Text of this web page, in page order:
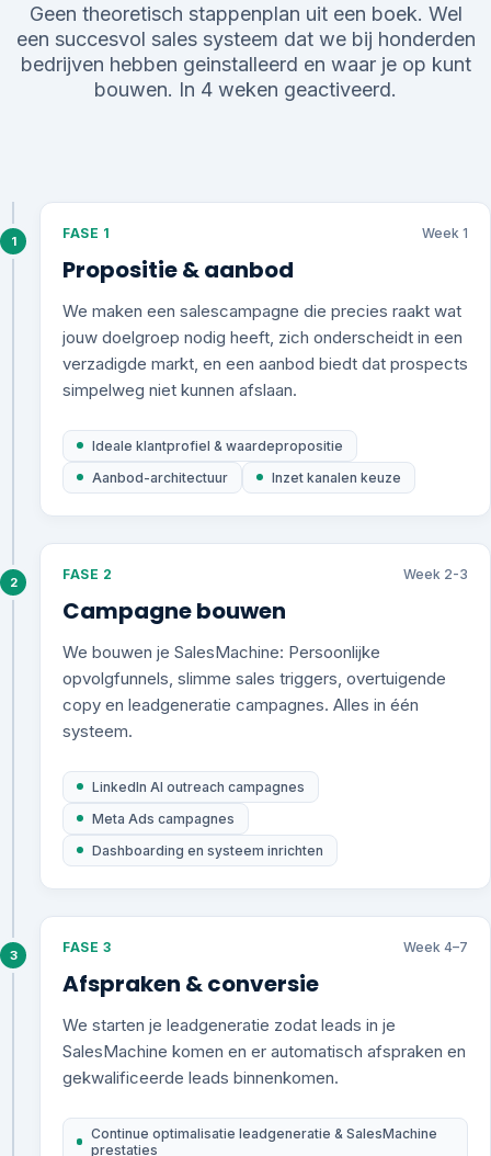
Geen theoretisch stappenplan uit een boek. Wel
een succesvol sales systeem dat we bij honderden
bedrijven hebben geinstalleerd en waar je op kunt
bouwen. In 4 weken geactiveerd.
1 FASE 1 Week 1
Propositie & aanbod
We maken een salescampagne die precies raakt wat
jouw doelgroep nodig heeft, zich onderscheidt in een
verzadigde markt, en een aanbod biedt dat prospects
simpelweg niet kunnen afslaan.
Ideale klantprofiel & waardepropositie
Aanbod-architectuur
Inzet kanalen keuze
2 FASE 2 Week 2-3
Campagne bouwen
We bouwen je SalesMachine: Persoonlijke
opvolgfunnels, slimme sales triggers, overtuigende
copy en leadgeneratie campagnes. Alles in één
systeem.
LinkedIn AI outreach campagnes
Meta Ads campagnes
Dashboarding en systeem inrichten
3 FASE 3 Week 4–7
Afspraken & conversie
We starten je leadgeneratie zodat leads in je
SalesMachine komen en er automatisch afspraken en
gekwalificeerde leads binnenkomen.
Continue optimalisatie leadgeneratie & SalesMachine
prestaties